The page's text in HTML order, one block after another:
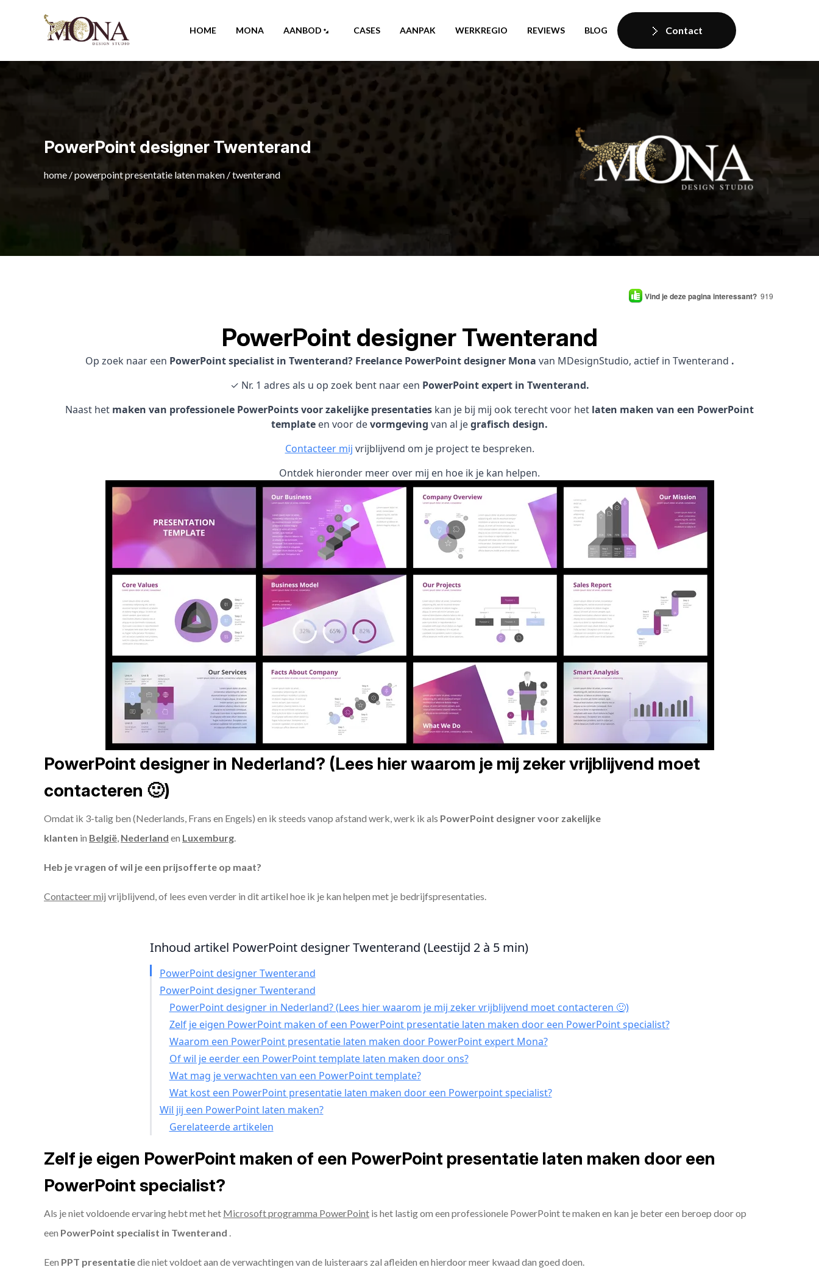
HOME MONA AANBOD CASES AANPAK WERKREGIO REVIEWS BLOG Contact
PowerPoint designer Twenterand
home /powerpoint presentatie laten maken/twenterand
Vind je deze pagina interessant? 919
PowerPoint designer Twenterand
Op zoek naar een PowerPoint specialist in Twenterand? Freelance PowerPoint designer Mona van MDesignStudio, actief in Twenterand .
✓ Nr. 1 adres als u op zoek bent naar een PowerPoint expert in Twenterand.
Naast het maken van professionele PowerPoints voor zakelijke presentaties kan je bij mij ook terecht voor het laten maken van een PowerPoint
template en voor devormgeving van al jegrafisch design.
Contacteer mij vrijblijvend om je project te bespreken.
Ontdek hieronder meer over mij en hoe ik je kan helpen.
PowerPoint designer in Nederland? (Lees hier waarom je mij zeker vrijblijvend moet
contacteren 🙂)
Omdat ik 3-talig ben (Nederlands, Frans en Engels) en ik steeds vanop afstand werk, werk ik als PowerPoint designer voor zakelijke
klanten in België, Nederland en Luxemburg.
Heb je vragen of wil je een prijsofferte op maat?
Contacteer mij vrijblijvend, of lees even verder in dit artikel hoe ik je kan helpen met je bedrijfspresentaties.
Inhoud artikel PowerPoint designer Twenterand (Leestijd 2 à 5 min)
PowerPoint designer Twenterand
PowerPoint designer Twenterand
PowerPoint designer in Nederland? (Lees hier waarom je mij zeker vrijblijvend moet contacteren 🙂)
Zelf je eigen PowerPoint maken of een PowerPoint presentatie laten maken door een PowerPoint specialist?
Waarom een PowerPoint presentatie laten maken door PowerPoint expert Mona?
Of wil je eerder een PowerPoint template laten maken door ons?
Wat mag je verwachten van een PowerPoint template?
Wat kost een PowerPoint presentatie laten maken door een Powerpoint specialist?
Wil jij een PowerPoint laten maken?
Gerelateerde artikelen
Zelf je eigen PowerPoint maken of een PowerPoint presentatie laten maken door een
PowerPoint specialist?
Als je niet voldoende ervaring hebt met het Microsoft programma PowerPoint is het lastig om een professionele PowerPoint te maken en kan je beter een beroep door op
een PowerPoint specialist in Twenterand .
Een PPT presentatiedie niet voldoet aan de verwachtingen van de luisteraars zal afleiden en hierdoor meer kwaad dan goed doen.